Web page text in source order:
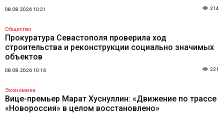
08.08.2026 10:21 214
Общество
Прокуратура Севастополя проверила ход
строительства и реконструкции социально значимых
объектов
08.08.2026 10:16 221
Экономика
Вице-премьер Марат Хуснуллин: «Движение по трассе
«Новороссия» в целом восстановлено»